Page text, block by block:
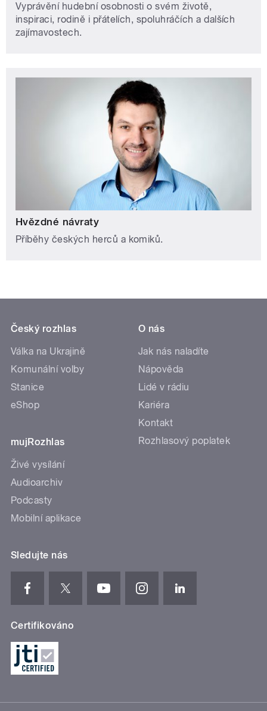
Vyprávění hudební osobnosti o svém životě,
inspiraci, rodině i přátelích, spoluhráčích a dalších
zajímavostech.
Hvězdné návraty
Příběhy českých herců a komiků.
Český rozhlas
Válka na Ukrajině
Komunální volby
Stanice
eShop
mujRozhlas
Živé vysílání
Audioarchiv
Podcasty
Mobilní aplikace
O nás
Jak nás naladíte
Nápověda
Lidé v rádiu
Kariéra
Kontakt
Rozhlasový poplatek
Sledujte nás
Certifikováno